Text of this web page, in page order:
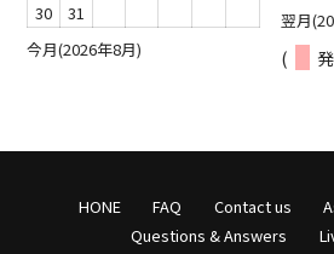
今月(2026年8月)
30
31 翌月
(
HONE FAQ Contact us
Questions & Answers